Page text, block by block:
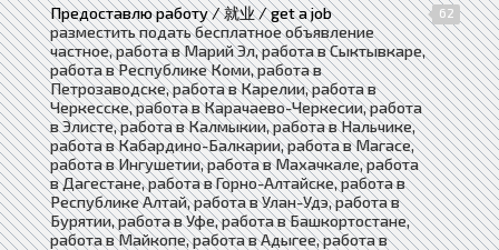
Предоставлю работу / 就业 / get a job
62
разместить подать бесплатное объявление
частное, работа в Марий Эл, работа в Сыктывкаре,
работа в Республике Коми, работа в
Петрозаводске, работа в Карелии, работа в
Черкесске, работа в Карачаево-Черкесии, работа
в Элисте, работа в Калмыкии, работа в Нальчике,
работа в Кабардино-Балкарии, работа в Магасе,
работа в Ингушетии, работа в Махачкале, работа
в Дагестане, работа в Горно-Алтайске, работа в
Республике Алтай, работа в Улан-Удэ, работа в
Бурятии, работа в Уфе, работа в Башкортостане,
работа в Майкопе, работа в Адыгее, работа в